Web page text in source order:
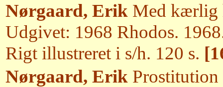
Nørgaard, Erik Med kærlig
Udgivet: 1968 Rhodos.
Rigt illustreret i s/h. 120 s.
Nørgaard, Erik